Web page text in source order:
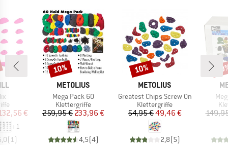
Preis
€
+1
( 1)
MARKE
METOLIUS
Artikel
Mega Pack 60
Produktgruppe
Klettergriffe
Preis
259,95 €reduzierter Preis
233,96 €
4,5(4)
Rabatt
10%
MARKE
METOLIUS
Artikel
Greatest Chips Screw On
Produktgruppe
Klettergriffe
Preis
54,95 €reduzierter Preis
49,46 €
2,8(5)
Rabatt
10%